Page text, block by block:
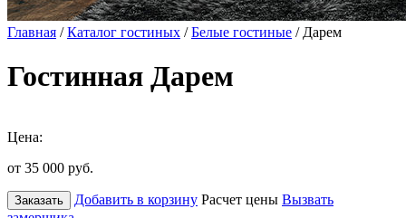
Главная /Каталог гостиных /Белые гостиные / Дарем
Гостинная Дарем
Цена:
от 35 000 руб.
Заказать Добавить в корзину Расчет цены Вызвать